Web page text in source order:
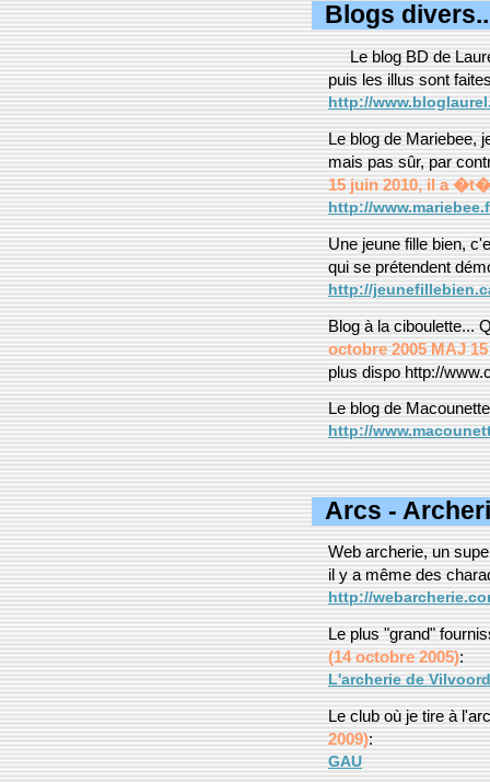
Blogs
Le blog BD de
puis les illus sont
http://
Le blog de Mariebee,
mais pas sûr, par
15 juin 2010, il a
http://
Une jeune fille bien,
qui se prétendent
http://
Blog à la ciboulette...
octobre 2005 MAJ
plus dispo http://
Le blog de
http://
Arcs -
Web archerie, un
il y a même des
http://
Le plus "grand"
(14 octobre 2005):
L'archerie de
Le club où je tire à
2009):
GAU